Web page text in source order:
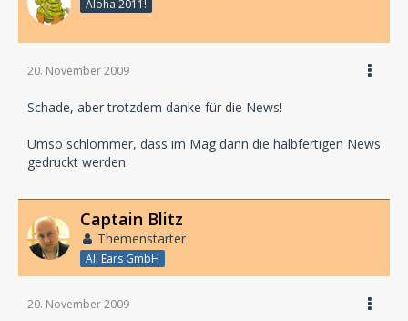
Aloha 2011!
20. November 2009
Schade, aber trotzdem danke für die News!
Umso schlommer, dass im Mag dann die halbfertigen News
gedruckt werden.
Captain Blitz
Themenstarter
All Ears GmbH
20. November 2009